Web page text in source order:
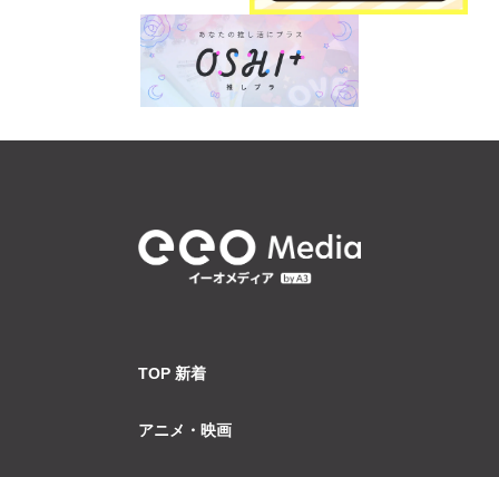
TOP 新着
アニメ・映画